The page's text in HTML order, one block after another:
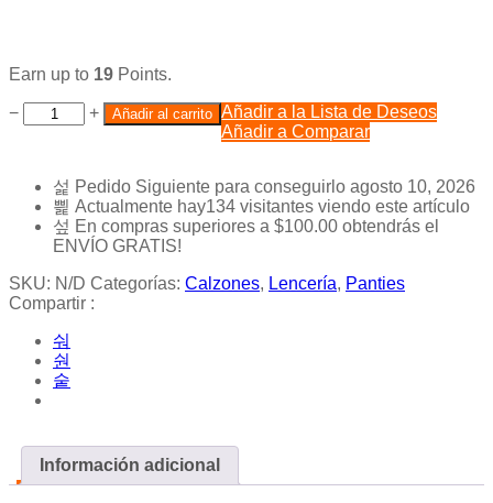
Earn up to 19 Points.
− + Añadir al carrito Añadir a la Lista de Deseos
Añadir a Comparar
Pedido Siguiente para conseguirlo agosto 10, 2026
Actualmente hay134 visitantes viendo este artículo
En compras superiores a $100.00 obtendrás el
ENVÍO GRATIS!
SKU: N/D Categorías: Calzones, Lencería, Panties
Compartir :
Información adicional